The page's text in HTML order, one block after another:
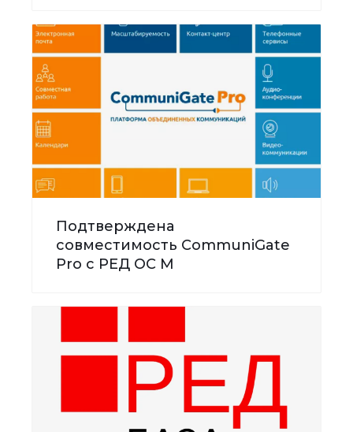
Подтверждена
совместимость CommuniGate
Pro с РЕД ОС М